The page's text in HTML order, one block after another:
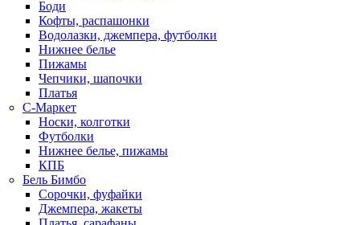
Боди
Кофты, распашонки
Водолазки, джемпера, футболки
Нижнее белье
Пижамы
Чепчики, шапочки
Платья
С-Маркет
Носки, колготки
Футболки
Нижнее белье, пижамы
КПБ
Бель Бимбо
Сорочки, фуфайки
Джемпера, жакеты